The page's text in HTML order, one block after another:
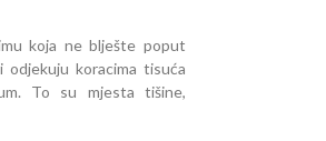
koja ne blješte poput
koracima tisuća
To su mjesta tišine,